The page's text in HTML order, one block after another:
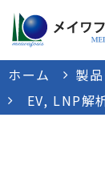
ホーム
製
EV, LNP解